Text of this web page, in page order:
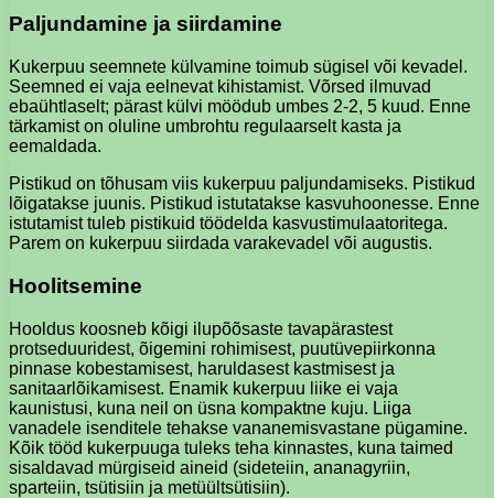
Paljundamine ja siirdamine
Kukerpuu seemnete külvamine toimub sügisel või kevadel.
Seemned ei vaja eelnevat kihistamist. Võrsed ilmuvad
ebaühtlaselt; pärast külvi möödub umbes 2-2, 5 kuud. Enne
tärkamist on oluline umbrohtu regulaarselt kasta ja
eemaldada.
Pistikud on tõhusam viis kukerpuu paljundamiseks. Pistikud
lõigatakse juunis. Pistikud istutatakse kasvuhoonesse. Enne
istutamist tuleb pistikuid töödelda kasvustimulaatoritega.
Parem on kukerpuu siirdada varakevadel või augustis.
Hoolitsemine
Hooldus koosneb kõigi ilupõõsaste tavapärastest
protseduuridest, õigemini rohimisest, puutüvepiirkonna
pinnase kobestamisest, haruldasest kastmisest ja
sanitaarlõikamisest. Enamik kukerpuu liike ei vaja
kaunistusi, kuna neil on üsna kompaktne kuju. Liiga
vanadele isenditele tehakse vananemisvastane pügamine.
Kõik tööd kukerpuuga tuleks teha kinnastes, kuna taimed
sisaldavad mürgiseid aineid (sideteiin, ananagyriin,
sparteiin, tsütisiin ja metüültsütisiin).